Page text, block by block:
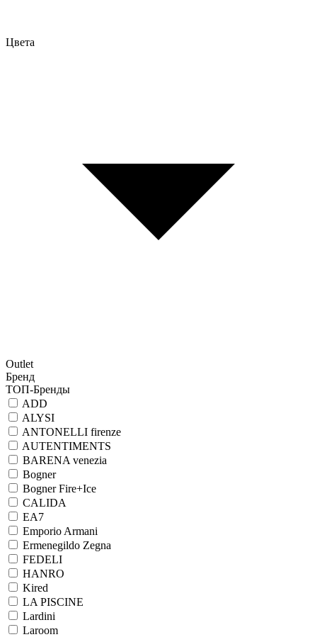
Цвета
Outlet
Бренд
ТОП-Бренды
ADD
ALYSI
ANTONELLI firenze
AUTENTIMENTS
BARENA venezia
Bogner
Bogner Fire+Ice
CALIDA
EA7
Emporio Armani
Ermenegildo Zegna
FEDELI
HANRO
Kired
LA PISCINE
Lardini
Laroom